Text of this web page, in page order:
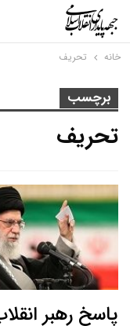
خانه تحریف
برچسب
تحریف
پاسخ رهبر